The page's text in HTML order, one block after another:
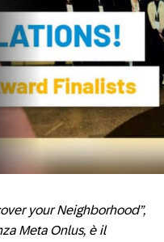
your Neighborhood”,
Meta Onlus, è il